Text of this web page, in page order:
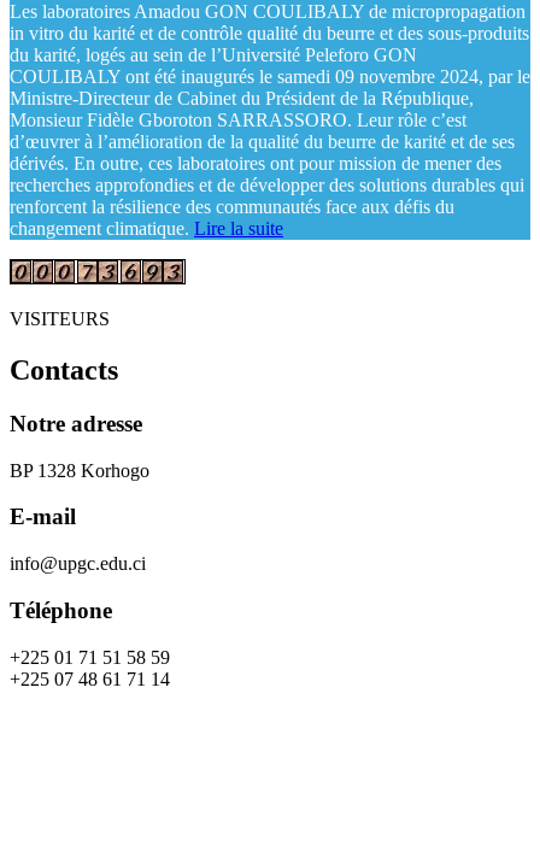
Les laboratoires Amadou GON COULIBALY de micropropagation
in vitro du karité et de contrôle qualité du beurre et des sous-produits
du karité, logés au sein de l’Université Peleforo GON
COULIBALY ont été inaugurés le samedi 09 novembre 2024, par le
Ministre-Directeur de Cabinet du Président de la République,
Monsieur Fidèle Gboroton SARRASSORO. Leur rôle c’est
d’œuvrer à l’amélioration de la qualité du beurre de karité et de ses
dérivés. En outre, ces laboratoires ont pour mission de mener des
recherches approfondies et de développer des solutions durables qui
renforcent la résilience des communautés face aux défis du
changement climatique. Lire la suite
VISITEURS
Contacts
Notre adresse
BP 1328 Korhogo
E-mail
info@upgc.edu.ci
Téléphone
+225 01 71 51 58 59
+225 07 48 61 71 14